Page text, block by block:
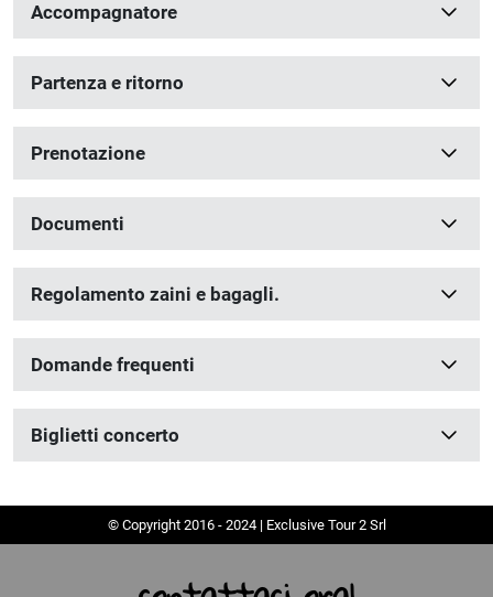
Accompagnatore
Partenza e ritorno
Prenotazione
Documenti
Regolamento zaini e bagagli.
Domande frequenti
Biglietti concerto
© Copyright 2016 - 2024 | Exclusive Tour 2 Srl